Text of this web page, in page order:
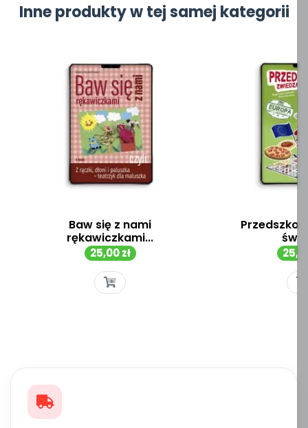
Inne produkty w tej samej kategorii
Baw się z nami
rękawiczkami...
Cena
25,00 zł